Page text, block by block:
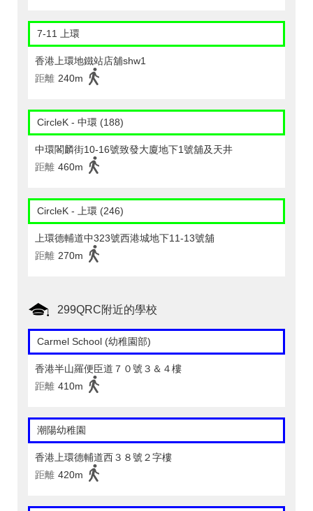
7-11 上環
香港上環地鐵站店舖shw1
距離 240m
CircleK - 中環 (188)
中環閣麟街10-16號致發大廈地下1號舖及天井
距離 460m
CircleK - 上環 (246)
上環德輔道中323號西港城地下11-13號舖
距離 270m
299QRC附近的學校
Carmel School (幼稚園部)
香港半山羅便臣道７０號３＆４樓
距離 410m
潮陽幼稚園
香港上環德輔道西３８號２字樓
距離 420m